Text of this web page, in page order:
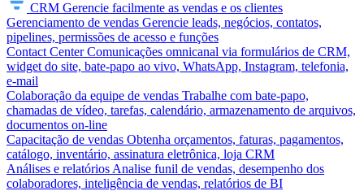
CRM Gerencie facilmente as vendas e os clientes
Gerenciamento de vendas Gerencie leads, negócios, contatos,
pipelines, permissões de acesso e funções
Contact Center Comunicações omnicanal via formulários de CRM,
widget do site, bate-papo ao vivo, WhatsApp, Instagram, telefonia,
e-mail
Colaboração da equipe de vendas Trabalhe com bate-papo,
chamadas de vídeo, tarefas, calendário, armazenamento de arquivos,
documentos on-line
Capacitação de vendas Obtenha orçamentos, faturas, pagamentos,
catálogo, inventário, assinatura eletrônica, loja CRM
Análises e relatórios Analise funil de vendas, desempenho dos
colaboradores, inteligência de vendas, relatórios de BI